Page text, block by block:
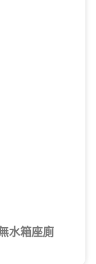
水箱座廁